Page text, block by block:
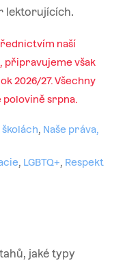
lektorujících.
naší
připravujeme však
2026/27. Všechny
srpna.
školách, Naše práva,
, LGBTQ+, Respekt
jaké typy